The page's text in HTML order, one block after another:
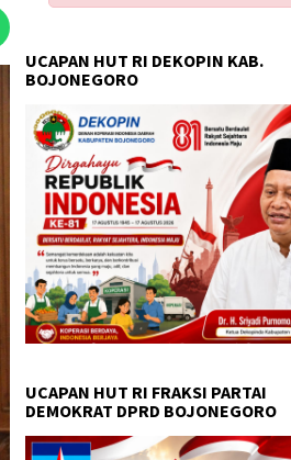
UCAPAN HUT RI DEKOPIN KAB.
BOJONEGORO
UCAPAN HUT RI FRAKSI PARTAI
DEMOKRAT DPRD BOJONEGORO